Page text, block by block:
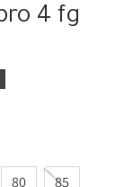
4 fg
80 85